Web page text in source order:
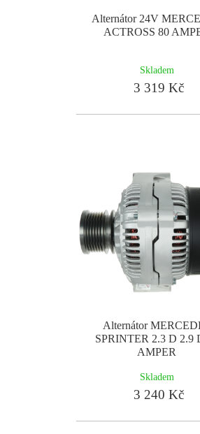
Alternátor 24V
ACTROSS 80
Skladem
3 319 Kč
Alternátor
SPRINTER 2.3 D 2.9
AMPER
Skladem
3 240 Kč